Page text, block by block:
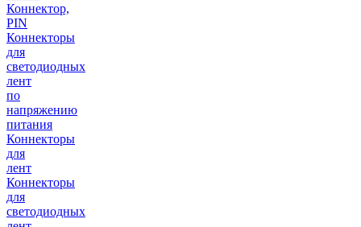
Коннектор,
PIN
Коннекторы
для
светодиодных
лент
по
напряжению
питания
Коннекторы
для
лент
Коннекторы
для
светодиодных